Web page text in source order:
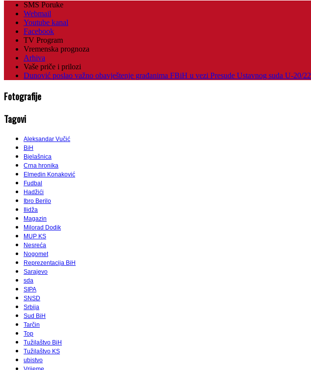
SMS Poruke
Webmail
Youtube kanal
Facebook
TV Program
Vremenska prognoza
Arhiva
Vaše priče i prilozi
Dunović poslao važno obavještenje građanima FBiH u vezi Presude Ustavnog suda U-20/22
Fotografije
Tagovi
Aleksandar Vučić
BiH
Bjelašnica
Crna hronika
Elmedin Konaković
Fudbal
Hadžići
Ibro Berilo
Ilidža
Magazin
Milorad Dodik
MUP KS
Nesreća
Nogomet
Reprezentacija BiH
Sarajevo
sda
SIPA
SNSD
Srbija
Sud BiH
Tarčin
Top
Tužilaštvo BiH
Tužilaštvo KS
ubistvo